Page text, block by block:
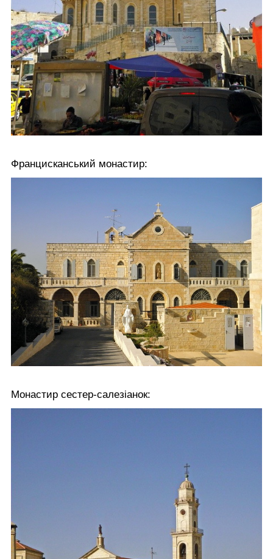
Францисканський монастир:
Монастир сестер-салезіанок: